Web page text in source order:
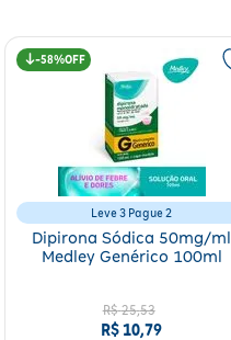
58%
Leve 3 Pague 2
Dipirona Sódica 50mg/ml
Medley Genérico 100ml
R$ 25,53
R$10,79